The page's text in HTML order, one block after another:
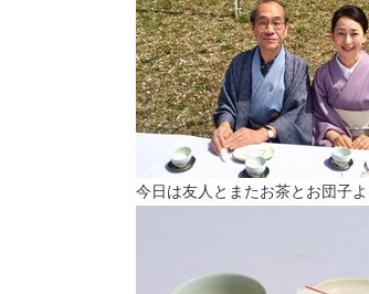
今日は友人とまたお茶とお団子